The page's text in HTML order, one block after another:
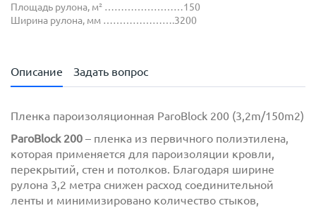
Площадь рулона, м² ……………………150
Ширина рулона, мм ………………….3200
Описание Задать вопрос
Пленка пароизоляционная ParoBlock 200 (3,2m/150m2)
ParoBlock 200 – пленка из первичного полиэтилена,
которая применяется для пароизоляции кровли,
перекрытий, стен и потолков. Благодаря ширине
рулона 3,2 метра снижен расход соединительной
ленты и минимизировано количество стыков,